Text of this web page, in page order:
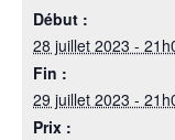
Début :
28 juillet 2023 -
Fin :
29 juillet 2023 -
Prix :